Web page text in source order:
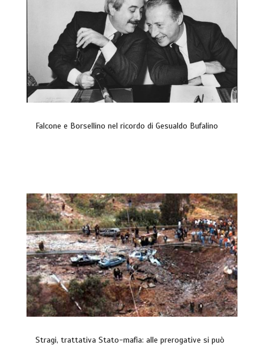
Falcone e Borsellino nel ricordo di Gesualdo Bufalino
Stragi, trattativa Stato-mafia: alle prerogative si può